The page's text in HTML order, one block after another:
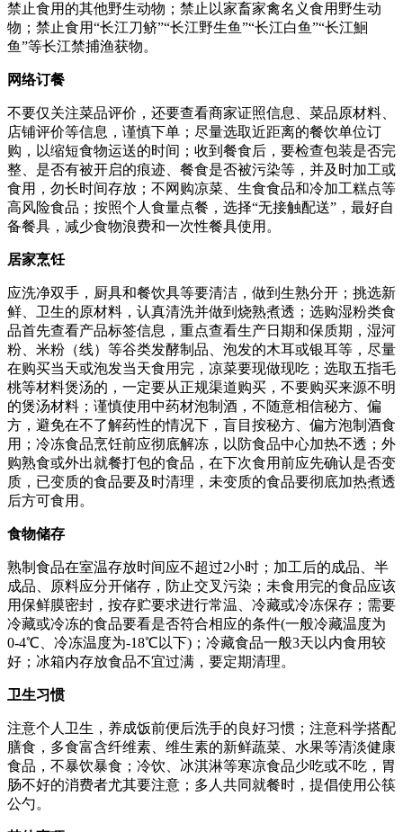
禁止食用的其他野生动物；禁止以家畜家禽名义食用野生动
物；禁止食用“长江刀鲚”“长江野生鱼”“长江白鱼”“长江鮰
鱼”等长江禁捕渔获物。
网络订餐
不要仅关注菜品评价，还要查看商家证照信息、菜品原材料、
店铺评价等信息，谨慎下单；尽量选取近距离的餐饮单位订
购，以缩短食物运送的时间；收到餐食后，要检查包装是否完
整、是否有被开启的痕迹、餐食是否被污染等，并及时加工或
食用，勿长时间存放；不网购凉菜、生食食品和冷加工糕点等
高风险食品；按照个人食量点餐，选择“无接触配送”，最好自
备餐具，减少食物浪费和一次性餐具使用。
居家烹饪
应洗净双手，厨具和餐饮具等要清洁，做到生熟分开；挑选新
鲜、卫生的原材料，认真清洗并做到烧熟煮透；选购湿粉类食
品首先查看产品标签信息，重点查看生产日期和保质期，湿河
粉、米粉（线）等谷类发酵制品、泡发的木耳或银耳等，尽量
在购买当天或泡发当天食用完，凉菜要现做现吃；选取五指毛
桃等材料煲汤的，一定要从正规渠道购买，不要购买来源不明
的煲汤材料；谨慎使用中药材泡制酒，不随意相信秘方、偏
方，避免在不了解药性的情况下，盲目按秘方、偏方泡制酒食
用；冷冻食品烹饪前应彻底解冻，以防食品中心加热不透；外
购熟食或外出就餐打包的食品，在下次食用前应先确认是否变
质，已变质的食品要及时清理，未变质的食品要彻底加热煮透
后方可食用。
食物储存
熟制食品在室温存放时间应不超过2小时；加工后的成品、半
成品、原料应分开储存，防止交叉污染；未食用完的食品应该
用保鲜膜密封，按存贮要求进行常温、冷藏或冷冻保存；需要
冷藏或冷冻的食品要看是否符合相应的条件(一般冷藏温度为
0-4℃、冷冻温度为-18℃以下)；冷藏食品一般3天以内食用较
好；冰箱内存放食品不宜过满，要定期清理。
卫生习惯
注意个人卫生，养成饭前便后洗手的良好习惯；注意科学搭配
膳食，多食富含纤维素、维生素的新鲜蔬菜、水果等清淡健康
食品，不暴饮暴食；冷饮、冰淇淋等寒凉食品少吃或不吃，胃
肠不好的消费者尤其要注意；多人共同就餐时，提倡使用公筷
公勺。